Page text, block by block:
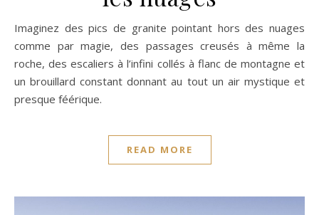
Imaginez des pics de granite pointant hors des nuages
comme par magie, des passages creusés à même la
roche, des escaliers à l’infini collés à flanc de montagne et
un brouillard constant donnant au tout un air mystique et
presque féérique.
READ MORE